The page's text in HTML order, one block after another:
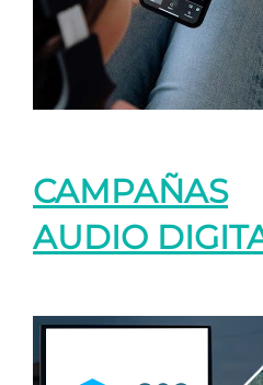
CAMPAÑAS
AUDIO